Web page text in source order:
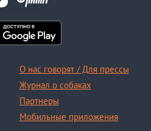
О нас говорят / Для прессы
Журнал о собаках
Партнеры
Мобильные приложения